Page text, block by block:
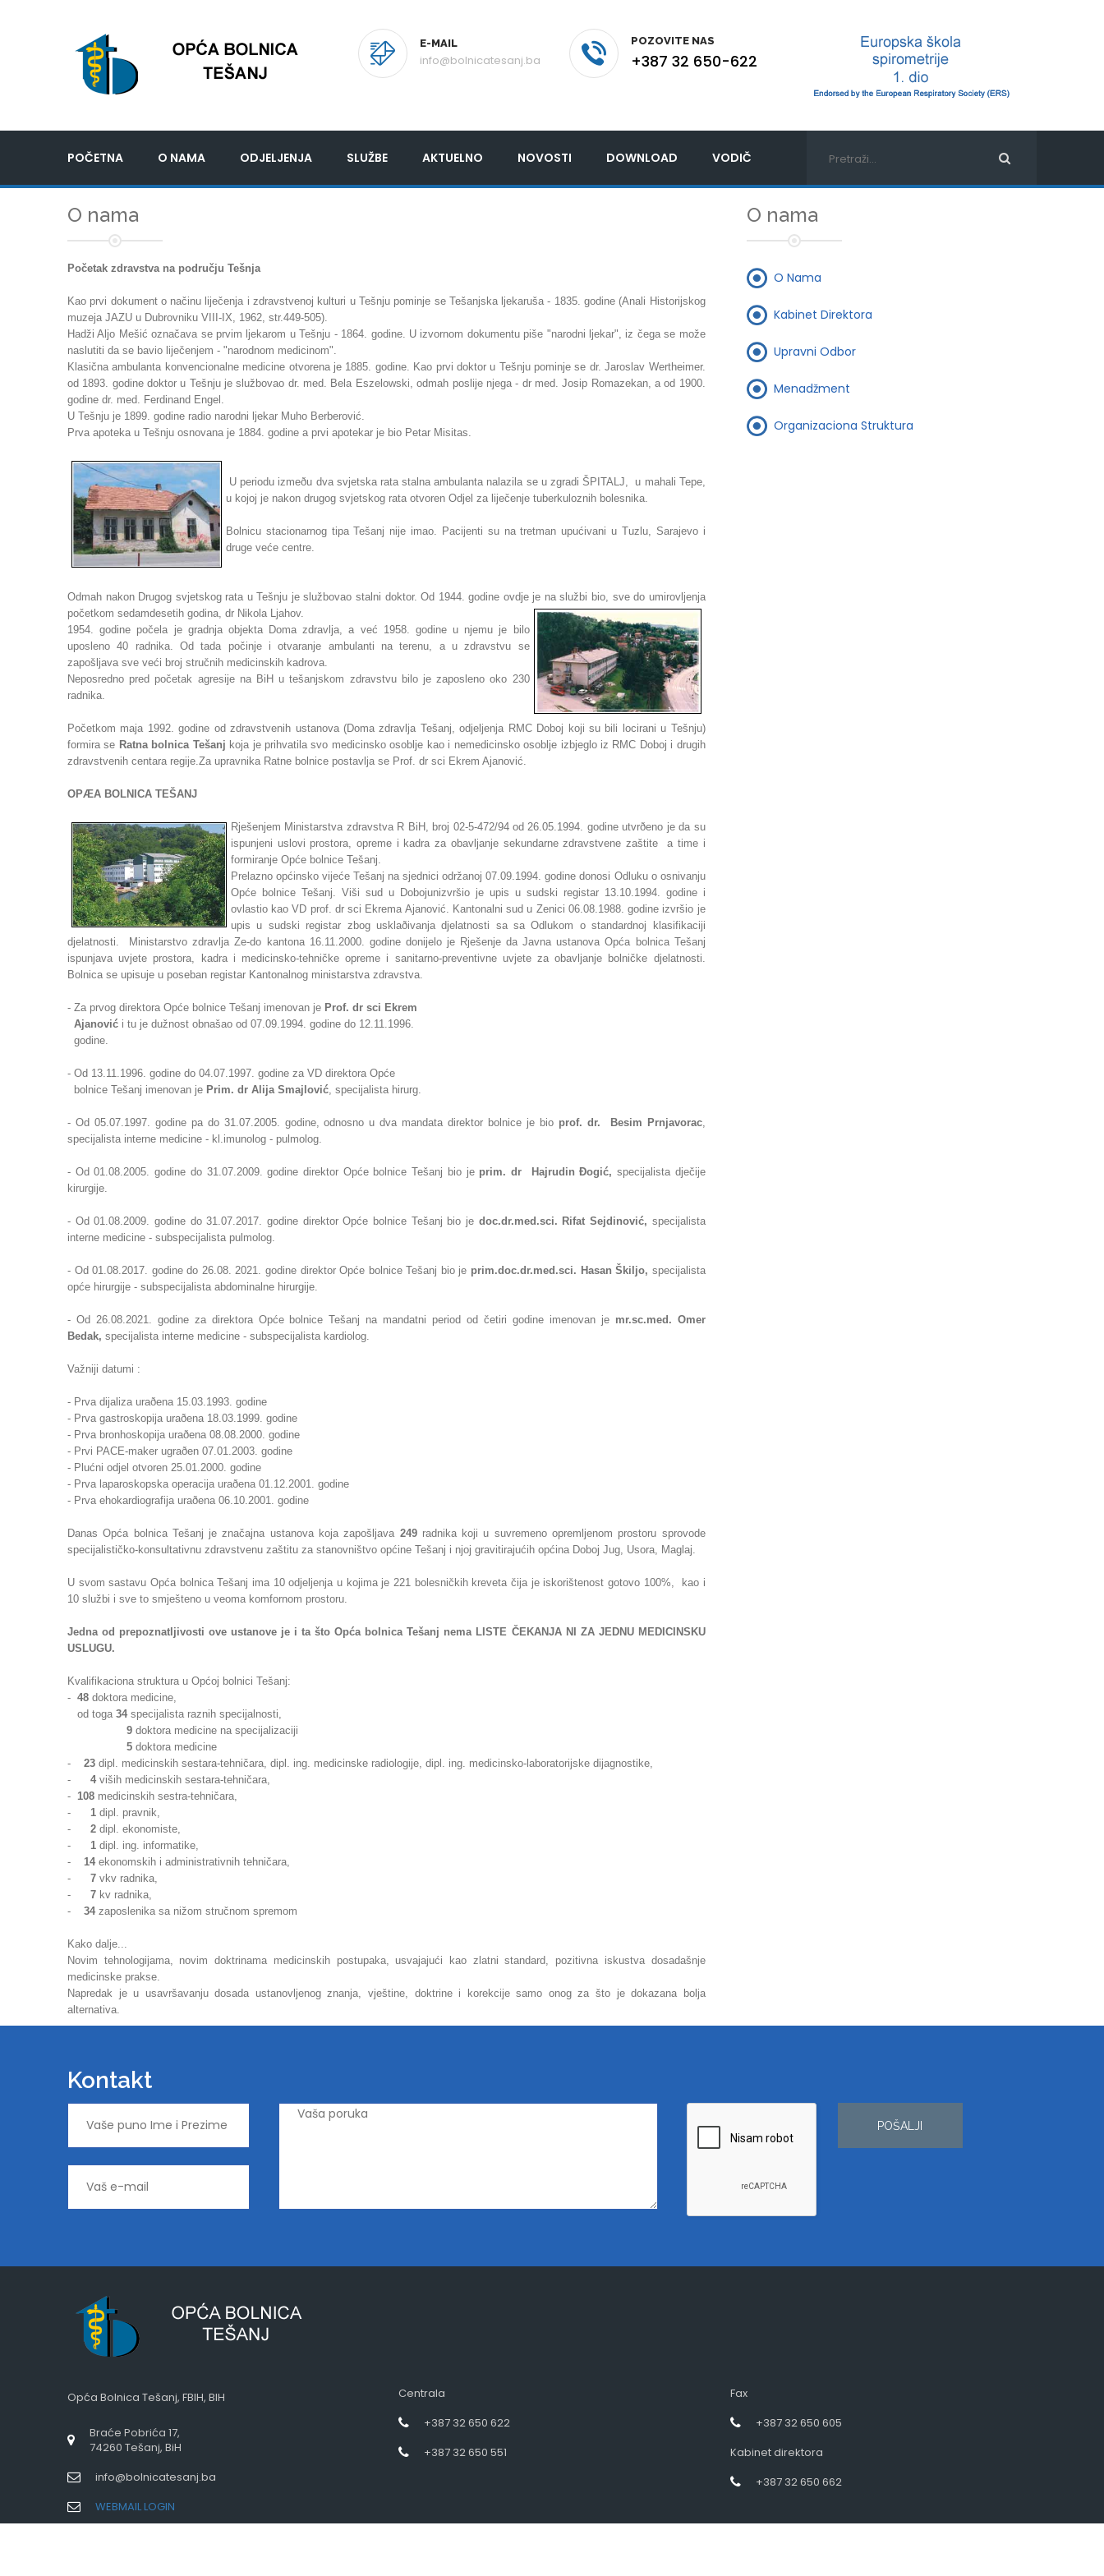
E-MAIL
info@bolnicatesanj.ba
POZOVITE NAS
+387 32 650-622
POČETNA O NAMA ODJELJENJA SLUŽBE AKTUELNO NOVOSTI DOWNLOAD VODIČ
O nama
Početak zdravstva na području Tešnja
Kao prvi dokument o načinu liječenja i zdravstvenoj kulturi u Tešnju pominje se Tešanjska ljekaruša - 1835. godine (Anali Historijskog
muzeja JAZU u Dubrovniku VIII-IX, 1962, str.449-505).
Hadži Aljo Mešić označava se prvim ljekarom u Tešnju - 1864. godine. U izvornom dokumentu piše "narodni ljekar", iz čega se može
naslutiti da se bavio liječenjem - "narodnom medicinom".
Klasična ambulanta konvencionalne medicine otvorena je 1885. godine. Kao prvi doktor u Tešnju pominje se dr. Jaroslav Wertheimer.
od 1893. godine doktor u Tešnju je službovao dr. med. Bela Eszelowski, odmah poslije njega - dr med. Josip Romazekan, a od 1900.
godine dr. med. Ferdinand Engel.
U Tešnju je 1899. godine radio narodni ljekar Muho Berberović.
Prva apoteka u Tešnju osnovana je 1884. godine a prvi apotekar je bio Petar Misitas.
U periodu izmeðu dva svjetska rata stalna ambulanta nalazila se u zgradi ŠPITALJ, u mahali Tepe,
u kojoj je nakon drugog svjetskog rata otvoren Odjel za liječenje tuberkuloznih bolesnika.
Bolnicu stacionarnog tipa Tešanj nije imao. Pacijenti su na tretman upućivani u Tuzlu, Sarajevo i
druge veće centre.
Odmah nakon Drugog svjetskog rata u Tešnju je službovao stalni doktor. Od 1944. godine ovdje je na službi bio, sve do umirovljenja
početkom sedamdesetih godina, dr Nikola Ljahov.
1954. godine počela je gradnja objekta Doma zdravlja, a već 1958. godine u njemu je bilo
uposleno 40 radnika. Od tada počinje i otvaranje ambulanti na terenu, a u zdravstvu se
zapošljava sve veći broj stručnih medicinskih kadrova.
Neposredno pred početak agresije na BiH u tešanjskom zdravstvu bilo je zaposleno oko 230
radnika.
Početkom maja 1992. godine od zdravstvenih ustanova (Doma zdravlja Tešanj, odjeljenja RMC Doboj koji su bili locirani u Tešnju)
formira se Ratna bolnica Tešanj koja je prihvatila svo medicinsko osoblje kao i nemedicinsko osoblje izbjeglo iz RMC Doboj i drugih
zdravstvenih centara regije.Za upravnika Ratne bolnice postavlja se Prof. dr sci Ekrem Ajanović.
OPÆA BOLNICA TEŠANJ
Rješenjem Ministarstva zdravstva R BiH, broj 02-5-472/94 od 26.05.1994. godine utvrðeno je da su
ispunjeni uslovi prostora, opreme i kadra za obavljanje sekundarne zdravstvene zaštite a time i
formiranje Opće bolnice Tešanj.
Prelazno općinsko vijeće Tešanj na sjednici održanoj 07.09.1994. godine donosi Odluku o osnivanju
Opće bolnice Tešanj. Viši sud u Dobojunizvršio je upis u sudski registar 13.10.1994. godine i
ovlastio kao VD prof. dr sci Ekrema Ajanović. Kantonalni sud u Zenici 06.08.1988. godine izvršio je
upis u sudski registar zbog usklaðivanja djelatnosti sa sa Odlukom o standardnoj klasifikaciji
djelatnosti. Ministarstvo zdravlja Ze-do kantona 16.11.2000. godine donijelo je Rješenje da Javna ustanova Opća bolnica Tešanj
ispunjava uvjete prostora, kadra i medicinsko-tehničke opreme i sanitarno-preventivne uvjete za obavljanje bolničke djelatnosti.
Bolnica se upisuje u poseban registar Kantonalnog ministarstva zdravstva.
- Za prvog direktora Opće bolnice Tešanj imenovan je Prof. dr sci Ekrem
Ajanović i tu je dužnost obnašao od 07.09.1994. godine do 12.11.1996.
godine.
- Od 13.11.1996. godine do 04.07.1997. godine za VD direktora Opće
bolnice Tešanj imenovan je Prim. dr Alija Smajlović, specijalista hirurg.
- Od 05.07.1997. godine pa do 31.07.2005. godine, odnosno u dva mandatadirektor bolnice je bio prof. dr. Besim Prnjavorac,
specijalista interne medicine - kl.imunolog - pulmolog.
- Od 01.08.2005. godine do 31.07.2009. godine direktor Opće bolnice Tešanj bio je prim. dr HajrudinÐogić, specijalista dječije
kirurgije.
- Od01.08.2009. godine do 31.07.2017. godine direktor Opće bolnice Tešanj bio je doc.dr.med.sci. Rifat Sejdinović, specijalista
interne medicine - subspecijalista pulmolog.
- Od 01.08.2017. godine do 26.08. 2021. godine direktor Opće bolnice Tešanj bioje prim.doc.dr.med.sci. Hasan Škiljo, specijalista
opće hirurgije - subspecijalista abdominalne hirurgije.
- Od 26.08.2021. godine za direktora Opće bolnice Tešanj na mandatni period od četiri godine imenovan je mr.sc.med. Omer
Bedak, specijalista interne medicine - subspecijalista kardiolog.
Važniji datumi :
- Prva dijaliza uraðena 15.03.1993. godine
- Prva gastroskopija uraðena 18.03.1999. godine
- Prva bronhoskopija uraðena 08.08.2000. godine
- Prvi PACE-maker ugraðen 07.01.2003. godine
- Plućni odjel otvoren 25.01.2000. godine
- Prva laparoskopska operacija uraðena 01.12.2001. godine
- Prva ehokardiografija uraðena 06.10.2001. godine
Danas Opća bolnica Tešanj je značajna ustanova koja zapošljava 249radnika koji u suvremeno opremljenom prostoru sprovode
specijalističko-konsultativnu zdravstvenu zaštitu za stanovništvo općine Tešanj i njoj gravitirajućih općina Doboj Jug, Usora, Maglaj.
U svom sastavu Opća bolnica Tešanj ima 10 odjeljenja u kojima je 221 bolesničkih kreveta čija je iskorištenost gotovo 100%, kao i
10 službi i sve to smješteno u veoma komfornom prostoru.
Jedna od prepoznatljivosti ove ustanove je i ta što Opća bolnica Tešanj nema LISTE ČEKANJA NI ZA JEDNU MEDICINSKU
USLUGU.
Kvalifikaciona struktura u Općoj bolnici Tešanj:
- 48 doktora medicine,
od toga 34 specijalista raznih specijalnosti,
9 doktora medicine na specijalizaciji
5 doktora medicine
- 23 dipl. medicinskih sestara-tehničara, dipl. ing. medicinske radiologije, dipl. ing. medicinsko-laboratorijske dijagnostike,
- 4 viših medicinskih sestara-tehničara,
- 108 medicinskih sestra-tehničara,
- 1 dipl. pravnik,
- 2 dipl. ekonomiste,
- 1 dipl. ing. informatike,
- 14 ekonomskih i administrativnih tehničara,
- 7 vkv radnika,
- 7 kv radnika,
- 34 zaposlenika sa nižom stručnom spremom
Kako dalje...
Novim tehnologijama, novim doktrinama medicinskih postupaka, usvajajući kao zlatni standard, pozitivna iskustva dosadašnje
medicinske prakse.
Napredak je u usavršavanju dosada ustanovljenog znanja, vještine, doktrine i korekcije samo onog za što je dokazana bolja
alternativa.
O nama
O Nama
Kabinet Direktora
Upravni Odbor
Menadžment
Organizaciona Struktura
Kontakt
POŠALJI
Opća Bolnica Tešanj, FBIH, BIH
Braće Pobrića 17,
74260 Tešanj, BiH
info@bolnicatesanj.ba
WEBMAIL LOGIN
Centrala
+387 32 650 622
+387 32 650 551
Fax
+387 32 650 605
Kabinet direktora
+387 32 650 662